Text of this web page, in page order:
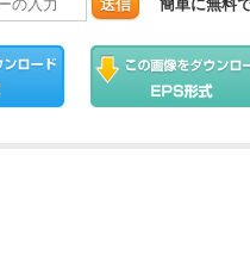
送信 簡単に無料